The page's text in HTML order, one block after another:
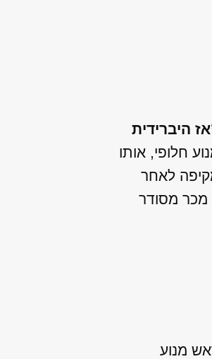
היברידית
חלופי, אותו
לאחר
מכר מסודר
מנוע